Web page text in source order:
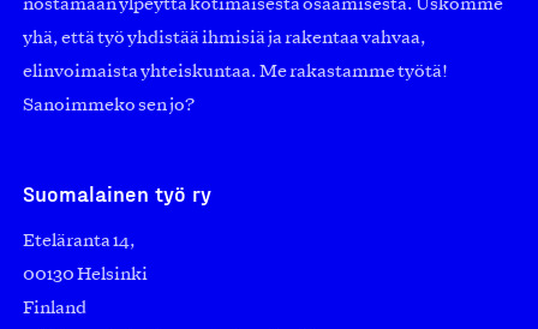
nostamaan ylpeyttä kotimaisesta osaamisesta. Uskomme
yhä, että työ yhdistää ihmisiä ja rakentaa vahvaa,
elinvoimaista yhteiskuntaa. Me rakastamme työtä!
Sanoimmeko sen jo?
Suomalainen työ ry
Eteläranta 14,
00130 Helsinki
Finland